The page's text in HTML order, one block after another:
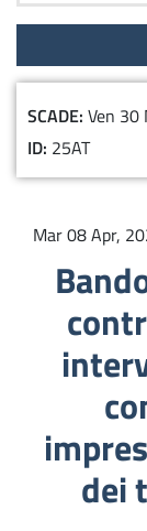
SCADE Ven 30
ID 25AT
Mar 08 Apr,
dei